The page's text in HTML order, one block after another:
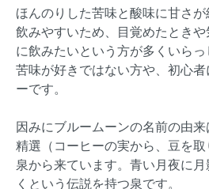
ほんのりした苦味と酸味に甘さ
飲みやすいため、目覚めたとき
に飲みたいという方が多くいらっ
苦味が好きではない方や、初心
ーです。
因みにブルームーンの名前の由
精選（コーヒーの実から、豆を
泉から来ています。青い月夜に
くという伝説を持つ泉です。